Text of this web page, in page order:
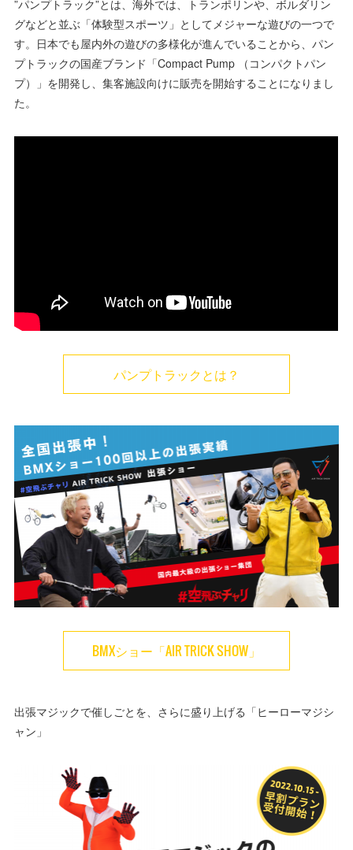
”パンプトラック”とは、海外では、トランポリンや、ボルダリン
グなどと並ぶ「体験型スポーツ」としてメジャーな遊びの一つで
す。日本でも屋内外の遊びの多様化が進んでいることから、パン
プトラックの国産ブランド「Compact Pump （コンパクトパン
プ）」を開発し、集客施設向けに販売を開始することになりまし
た。
パンプトラックとは？
BMXショー「AIR TRICK SHOW」
出張マジックで催しごとを、さらに盛り上げる「ヒーローマジシ
ャン」